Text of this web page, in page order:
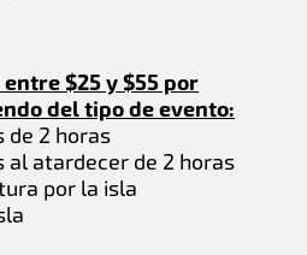
$25 y $55 por
del tipo de evento:
de 2 horas
al atardecer de 2 horas
por la isla